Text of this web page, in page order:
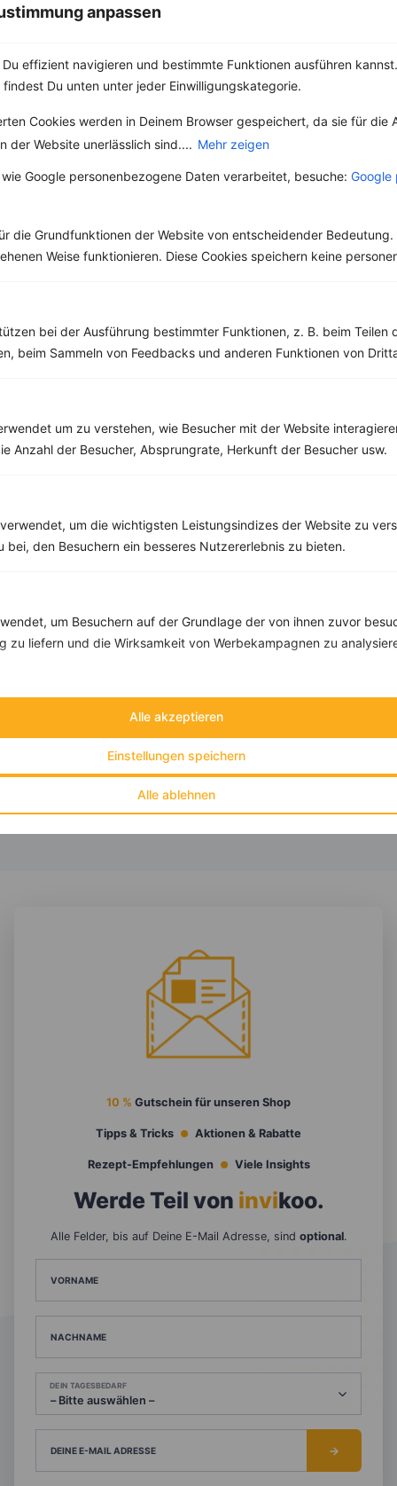
anpassen
effizient navigieren und bestimmte Funktionen ausführen
Du unten unter jeder Einwilligungskategorie.
Cookies werden in Deinem Browser gespeichert, da sie für die
der Website unerlässlich sind.... Mehr zeigen
Google personenbezogene Daten verarbeitet, besuche: Google
die Grundfunktionen der Website von entscheidender Bedeutung.
Weise funktionieren. Diese Cookies speichern keine
bei der Ausführung bestimmter Funktionen, z. B. beim Teilen
beim Sammeln von Feedbacks und anderen Funktionen von
um zu verstehen, wie Besucher mit der Website
Anzahl der Besucher, Absprungrate, Herkunft der Besucher usw.
um die wichtigsten Leistungsindizes der Website zu
bei, den Besuchern ein besseres Nutzererlebnis zu bieten.
um Besuchern auf der Grundlage der von ihnen zuvor
zu liefern und die Wirksamkeit von Werbekampagnen zu
Alle ablehnen
Einstellungen speichern
Alle akzeptieren
ABNEHMEN
KRÄUTER & GEWÜRZE
Salz – Die
Abnehmbremse
lebenswichtiger Stoff
denken. Der...
KRÄUTER & GEWÜRZE
Muskatnuss mit
heißer Milch – Die
natürliche
Einschlafhilfe
Der Muskatnussbaum
Muskatnussgewächse.
Weitere Vegetarische Rezepte
‹ ›
549 kcal
Fett:
13 g
Rezepte
Kalorien:
Fett:4 g
Kohlehydrate:76 g
10 % Gutschein für unseren Shop
Tipps & Tricks Aktionen & Rabatte
Rezept-Empfehlungen Viele Insights
Werde Teil von invikoo.
Alle Felder, bis auf Deine E-Mail Adresse, sind optional.
VORNAME
NACHNAME
DEIN TAGESBEDARF
DEINE E-MAIL ADRESSE